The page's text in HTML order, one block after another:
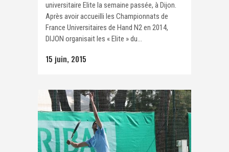
universitaire Elite la semaine passée, à Dijon.
Après avoir accueilli les Championnats de
France Universitaires de Hand N2 en 2014,
DIJON organisait les « Elite » du...
15 juin, 2015